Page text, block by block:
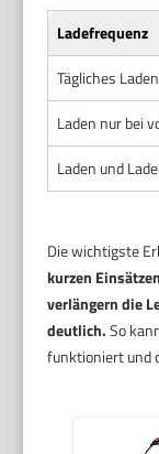
Ladefrequenz
Tägliches
Laden nur bei
Laden und
Die wichtigste
kurzen
verlängern die
deutlich.So
funktioniert und